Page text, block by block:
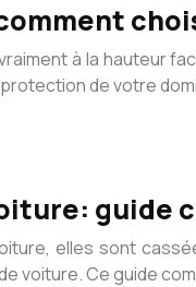
à la hauteur
de votre
guide
elles sont
voiture. Ce guide